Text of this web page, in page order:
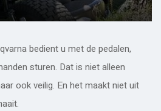
bedient u met de pedalen,
sturen. Dat is niet alleen
ook veilig. En het maakt niet uit